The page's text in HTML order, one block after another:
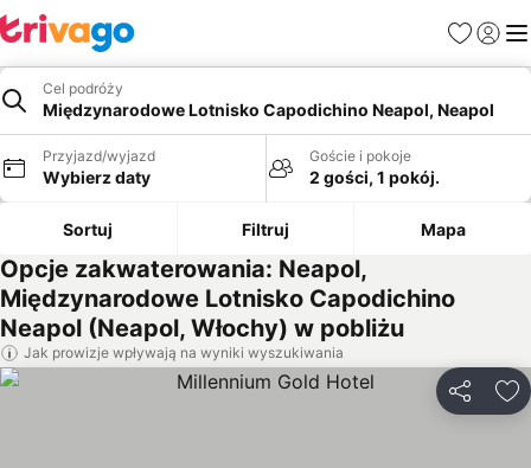
Ulubione
Cel podróży
Międzynarodowe Lotnisko Capodichino Neapol, Neapol
Przyjazd/wyjazd
Wybierz daty
Goście i pokoje
2 gości, 1 pokój.
Sortuj Filtruj Mapa
Opcje zakwaterowania: Neapol,
Międzynarodowe Lotnisko Capodichino
Neapol (Neapol, Włochy) w pobliżu
Jak prowizje wpływają na wyniki wyszukiwania